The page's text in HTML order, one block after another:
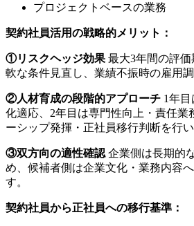
プロジェクトベースの業務
契約社員活用の戦略的メリット：
①リスクヘッジ効果 最大3年間の評
軟な条件見直し、業績不振時の雇用調
②人材育成の段階的アプローチ 1年
化適応、2年目は専門性向上・責任業
ーシップ発揮・正社員移行判断を行い
③双方向の適性確認 企業側は長期的
め、候補者側は企業文化・業務内容
す。
契約社員から正社員への移行基準：